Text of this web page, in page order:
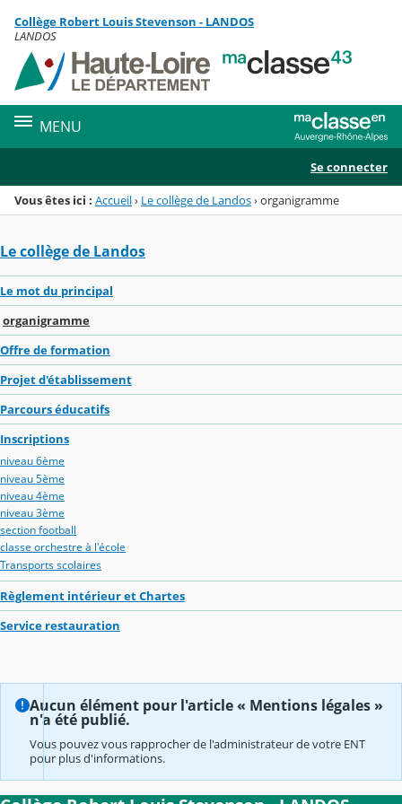
Menu de la rubrique
Contenu
Collège Robert Louis Stevenson - LANDOS
LANDOS
MENU
Se connecter
Vous êtes ici : Accueil› Le collège de Landos›organigramme
Le collège de Landos
Le mot du principal
organigramme
Offre de formation
Projet d'établissement
Parcours éducatifs
Inscriptions
niveau 6ème
niveau 5ème
niveau 4ème
niveau 3ème
section football
classe orchestre à l'école
Transports scolaires
Règlement intérieur et Chartes
Service restauration
Aucun élément pour l'article « Mentions légales »
n'a été publié.
Vous pouvez vous rapprocher de l'administrateur de votre ENT
pour plus d'informations.